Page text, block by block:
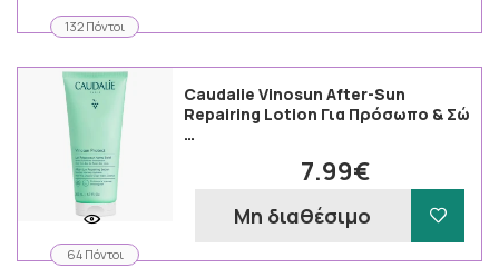
132 Πόντοι
64 Πόντοι
Caudalie Vinosun After-Sun
Repairing Lotion Για Πρόσωπο & Σώ
…
7.99€
Μη διαθέσιμο